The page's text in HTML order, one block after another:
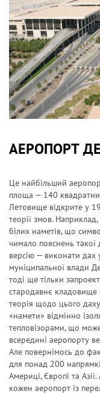
АЕРОПОРТ
Це найбільший
площа — 140
Летовище відкрите у
теорії змов.
білих наметів, що
чимало пояснень такої
версію — виконати дах
муніципальної влади
тоді ще тільки
стародавнє кладовище
теорія щодо цього
«намети» відмінно
тепловізорами, що
всередині аеропорту
Але повернімось до
для понад 200
Америці, Європі та
кожен аеропорт із